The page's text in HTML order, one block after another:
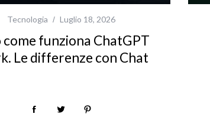
Tecnologia Luglio 18, 2026
come funziona ChatGPT
Le differenze con Chat